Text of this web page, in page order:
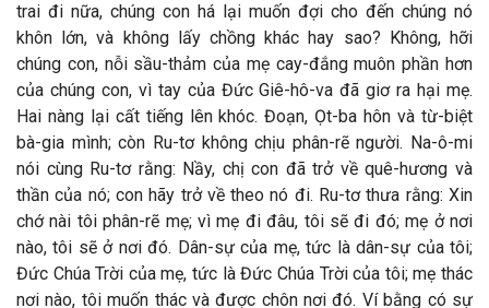
trai đi nữa, chúng con há lại muốn đợi cho đến chúng nó
khôn lớn, và không lấy chồng khác hay sao? Không, hỡi
chúng con, nỗi sầu-thảm của mẹ cay-đắng muôn phần hơn
của chúng con, vì tay của Đức Giê-hô-va đã giơ ra hại mẹ.
Hai nàng lại cất tiếng lên khóc. Đoạn, Ọt-ba hôn và từ-biệt
bà-gia mình; còn Ru-tơ không chịu phân-rẽ người. Na-ô-mi
nói cùng Ru-tơ rằng: Nầy, chị con đã trở về quê-hương và
thần của nó; con hãy trở về theo nó đi. Ru-tơ thưa rằng: Xin
chớ nài tôi phân-rẽ mẹ; vì mẹ đi đâu, tôi sẽ đi đó; mẹ ở nơi
nào, tôi sẽ ở nơi đó. Dân-sự của mẹ, tức là dân-sự của tôi;
Đức Chúa Trời của mẹ, tức là Đức Chúa Trời của tôi; mẹ thác
nơi nào, tôi muốn thác và được chôn nơi đó. Ví bằng có sự